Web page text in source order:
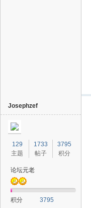
Josephzef
129
主题
1733
帖子
3795
积分
论坛元老
积分 3795